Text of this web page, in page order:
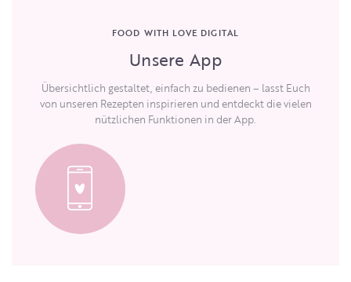
FOOD WITH LOVE DIGITAL
Unsere App
Übersichtlich gestaltet, einfach zu bedienen – lasst Euch
von unseren Rezepten inspirieren und entdeckt die vielen
nützlichen Funktionen in der App.